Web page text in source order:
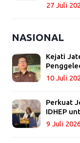
27 Juli
NASIONAL
Kejati
10 Juli
Perkuat
IDHEP
9 Juli 2026